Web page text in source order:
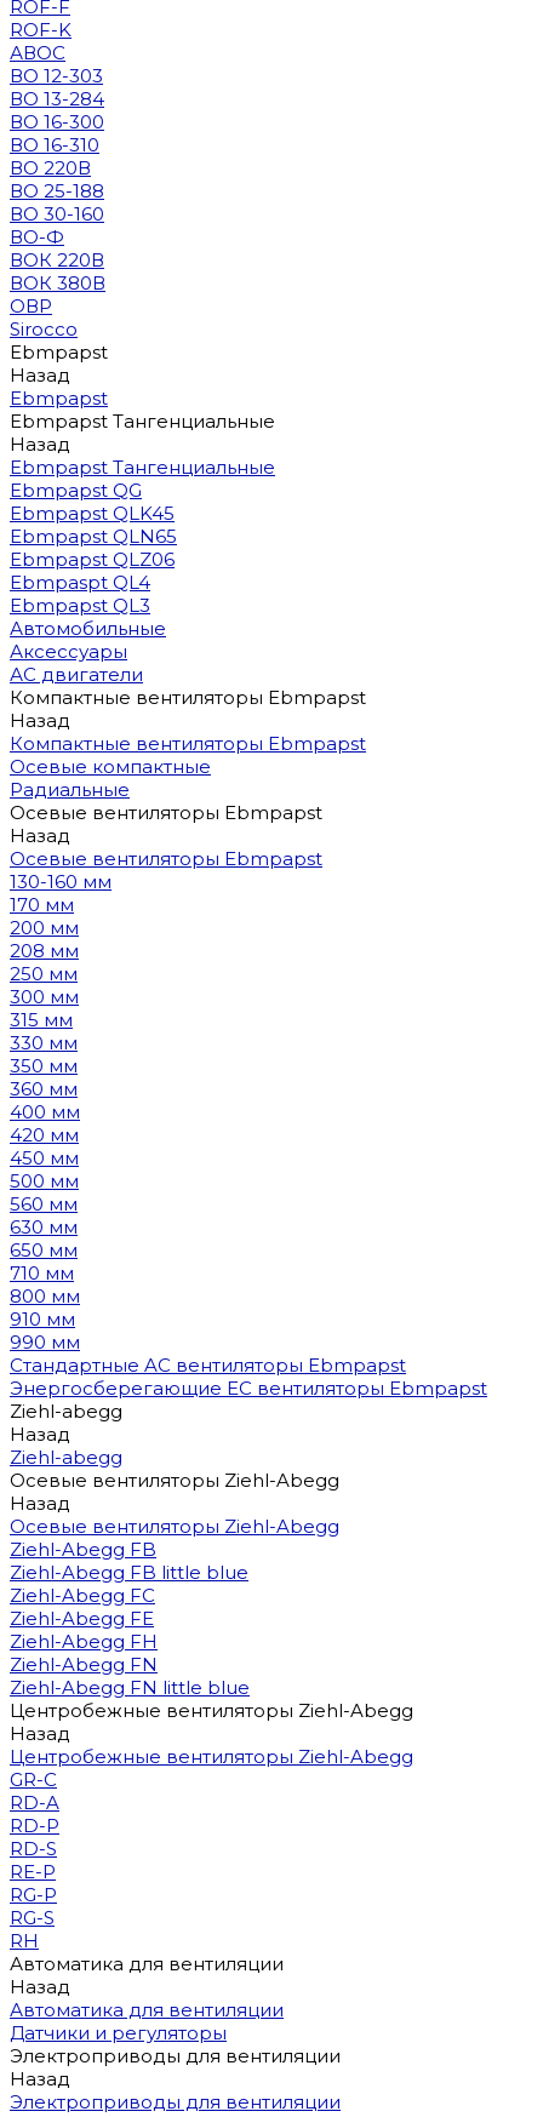
ROF-F
ROF-K
АВОС
ВО 12-303
ВО 13-284
ВО 16-300
ВО 16-310
ВО 220В
ВО 25-188
ВО 30-160
ВО-Ф
ВОК 220В
ВОК 380В
ОВР
Sirocco
Ebmpapst
Назад
Ebmpapst
Ebmpapst Тангенциальные
Назад
Ebmpapst Тангенциальные
Ebmpapst QG
Ebmpapst QLK45
Ebmpapst QLN65
Ebmpapst QLZ06
Ebmpaspt QL4
Ebmpapst QL3
Автомобильные
Аксессуары
АС двигатели
Компактные вентиляторы Ebmpapst
Назад
Компактные вентиляторы Ebmpapst
Осевые компактные
Радиальные
Осевые вентиляторы Ebmpapst
Назад
Осевые вентиляторы Ebmpapst
130-160 мм
170 мм
200 мм
208 мм
250 мм
300 мм
315 мм
330 мм
350 мм
360 мм
400 мм
420 мм
450 мм
500 мм
560 мм
630 мм
650 мм
710 мм
800 мм
910 мм
990 мм
Стандартные AC вентиляторы Ebmpapst
Энергосберегающие EC вентиляторы Ebmpapst
Ziehl-abegg
Назад
Ziehl-abegg
Осевые вентиляторы Ziehl-Abegg
Назад
Осевые вентиляторы Ziehl-Abegg
Ziehl-Abegg FB
Ziehl-Abegg FB little blue
Ziehl-Abegg FC
Ziehl-Abegg FE
Ziehl-Abegg FH
Ziehl-Abegg FN
Ziehl-Abegg FN little blue
Центробежные вентиляторы Ziehl-Abegg
Назад
Центробежные вентиляторы Ziehl-Abegg
GR-C
RD-A
RD-P
RD-S
RE-P
RG-P
RG-S
RH
Автоматика для вентиляции
Назад
Автоматика для вентиляции
Датчики и регуляторы
Электроприводы для вентиляции
Назад
Электроприводы для вентиляции